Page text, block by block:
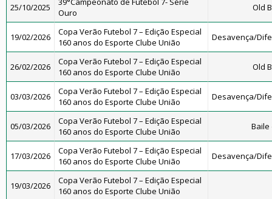
25/10/2025
Ouro
Old
19/02/2026
Copa Verão Futebol 7 – Edição Especial
160 anos do Esporte Clube União
Desavença/
26/02/2026
Copa Verão Futebol 7 – Edição Especial
160 anos do Esporte Clube União
Old
03/03/2026
Copa Verão Futebol 7 – Edição Especial
160 anos do Esporte Clube União
Desavença/
05/03/2026
Copa Verão Futebol 7 – Edição Especial
160 anos do Esporte Clube União
Baile
17/03/2026
Copa Verão Futebol 7 – Edição Especial
160 anos do Esporte Clube União
Desavença/
19/03/2026
Copa Verão Futebol 7 – Edição Especial
160 anos do Esporte Clube União